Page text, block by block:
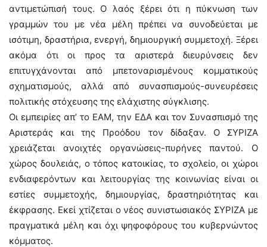
αντιμετώπισή τους. Ο λαός ξέρει ότι η πύκνωση των
γραμμών του με νέα μέλη πρέπει να συνοδεύεται με
ισότιμη, δραστήρια, ενεργή, δημιουργική συμμετοχή. Ξέρει
ακόμα ότι οι προς τα αριστερά διευρύνσεις δεν
επιτυγχάνονται από μπετοναρισμένους κομματικούς
σχηματισμούς, αλλά από συνασπισμούς-συνευρέσεις
πολιτικής στόχευσης της ελάχιστης σύγκλισης.
Οι εμπειρίες απ’ το ΕΑΜ, την ΕΔΑ και τον Συνασπισμό της
Αριστεράς και της Προόδου τον δίδαξαν. Ο ΣΥΡΙΖΑ
χρειάζεται ανοιχτές οργανώσεις-πυρήνες παντού. Ο
χώρος δουλειάς, ο τόπος κατοικίας, το σχολείο, οι χώροι
ενδιαφερόντων και λειτουργίας της κοινωνίας είναι οι
εστίες συμμετοχής, δημιουργίας, δραστηριότητας και
έκφρασης. Εκεί χτίζεται ο νέος συνιστωσιακός ΣΥΡΙΖΑ με
πραγματικά μέλη και όχι ψηφοφόρους του κυβερνώντος
κόμματος.